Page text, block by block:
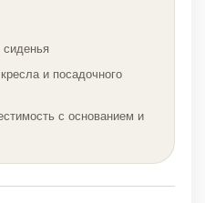
и посадочного
с основанием и